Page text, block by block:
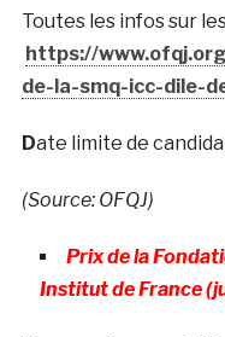
Toutes les infos sur
https://
de-la-smq-icc-dile-
Date limite de
(Source: OFQJ)
Prix de la
Institut de France